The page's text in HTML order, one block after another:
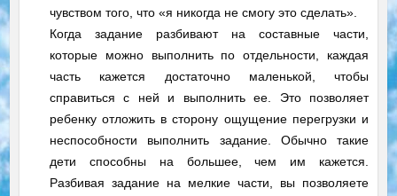
чувством того, что «я никогда не смогу это сделать».
Когда задание разбивают на составные части,
которые можно выполнить по отдельности, каждая
часть кажется достаточно маленькой, чтобы
справиться с ней и выполнить ее. Это позволяет
ребенку отложить в сторону ощущение перегрузки и
неспособности выполнить задание. Обычно такие
дети способны на большее, чем им кажется.
Разбивая задание на мелкие части, вы позволяете